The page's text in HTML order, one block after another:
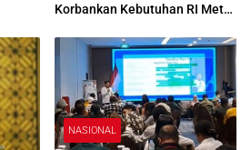
Korbankan Kebutuhan RI Meta
NASIONAL